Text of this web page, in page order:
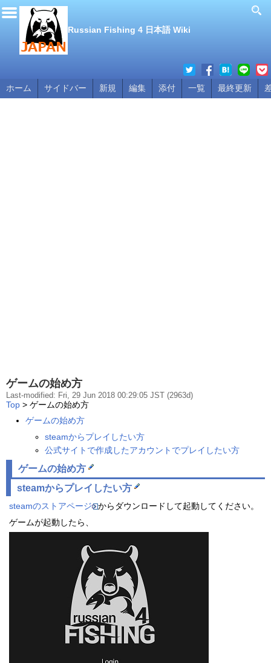
Russian Fishing 4 日本語 Wiki
ホーム サイドバー 新規 編集 添付 一覧 最終更新
ゲームの始め方
Last-modified: Fri, 29 Jun 2018 00:29:05 JST (2963d)
Top > ゲームの始め方
ゲームの始め方
steamからプレイしたい方
公式サイトで作成したアカウントでプレイしたい方
ゲームの始め方
steamからプレイしたい方
steamのストアページ
からダウンロードして起動してください。
ゲームが起動したら、